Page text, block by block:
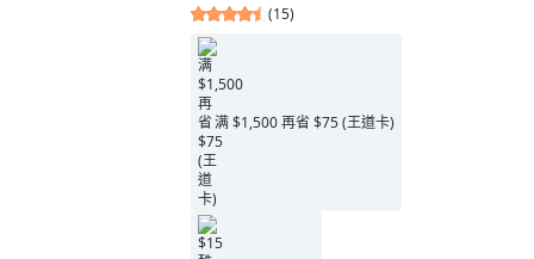
(15)
满 $1,500 再省 $75 (王道卡)